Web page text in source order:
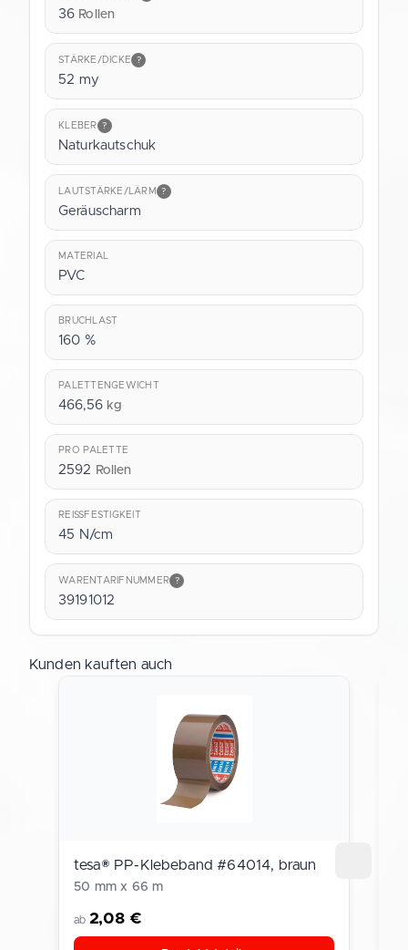
36 Rollen
STÄRKE/DICKE ?
52 my
KLEBER ?
Naturkautschuk
LAUTSTÄRKE/LÄRM ?
Geräuscharm
MATERIAL
PVC
BRUCHLAST
160 %
PALETTENGEWICHT
466,56 kg
PRO PALETTE
2592 Rollen
REISSFESTIGKEIT
45 N/cm
WARENTARIFNUMMER ?
39191012
Kunden kauften auch
tesa® PP-Klebeband #64014, braun
50 mm x 66 m
ab 2,08 €